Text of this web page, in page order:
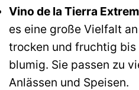
Vino de la Tierra
es eine große Vielfalt
trocken und fruchtig
blumig. Sie passen zu
Anlässen und Speisen.